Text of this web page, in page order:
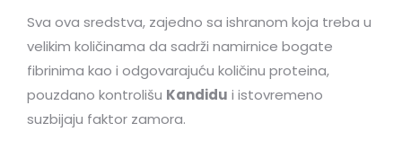
Sva ova sredstva, zajedno sa ishranom koja treba u
velikim količinama da sadrži namirnice bogate
fibrinima kao i odgovarajuću količinu proteina,
pouzdano kontrolišu Kandidu i istovremeno
suzbijaju faktor zamora.